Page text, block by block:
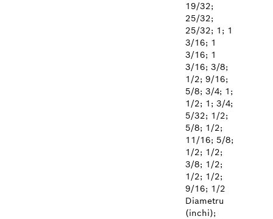
19/32;
25/32;
25/32; 1; 1
3/16; 1
3/16; 1
3/16; 3/8;
1/2; 9/16;
5/8; 3/4; 1;
1/2; 1; 3/4;
5/32; 1/2;
5/8; 1/2;
11/16; 5/8;
1/2; 1/2;
3/8; 1/2;
1/2; 1/2;
9/16; 1/2
Diametru
(inchi);